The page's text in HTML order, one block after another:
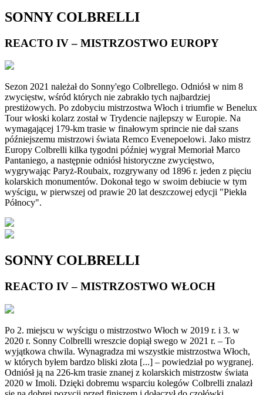
SONNY COLBRELLI
REACTO IV – MISTRZOSTWO EUROPY
Sezon 2021 należał do Sonny'ego Colbrellego. Odniósł w nim 8
zwycięstw, wśród których nie zabrakło tych najbardziej
prestiżowych. Po zdobyciu mistrzostwa Włoch i triumfie w Benelux
Tour włoski kolarz został w Trydencie najlepszy w Europie. Na
wymagającej 179-km trasie w finałowym sprincie nie dał szans
późniejszemu mistrzowi świata Remco Evenepoelowi. Jako mistrz
Europy Colbrelli kilka tygodni później wygrał Memoriał Marco
Pantaniego, a następnie odniósł historyczne zwycięstwo,
wygrywając Paryż-Roubaix, rozgrywany od 1896 r. jeden z pięciu
kolarskich monumentów. Dokonał tego w swoim debiucie w tym
wyścigu, w pierwszej od prawie 20 lat deszczowej edycji "Piekła
Północy".
SONNY COLBRELLI
REACTO IV – MISTRZOSTWO WŁOCH
Po 2. miejscu w wyścigu o mistrzostwo Włoch w 2019 r. i 3. w
2020 r. Sonny Colbrelli wreszcie dopiął swego w 2021 r. – To
wyjątkowa chwila. Wynagradza mi wszystkie mistrzostwa Włoch,
w których byłem bardzo bliski złota [...] – powiedział po wygranej.
Odniósł ją na 226-km trasie znanej z kolarskich mistrzostw świata
2020 w Imoli. Dzięki dobremu wsparciu kolegów Colbrelli znalazł